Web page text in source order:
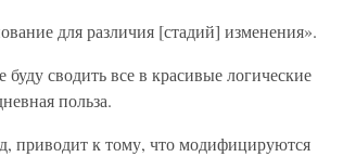
для различия [стадий] изменения».
сводить все в красивые логические
польза.
приводит к тому, что модифицируются